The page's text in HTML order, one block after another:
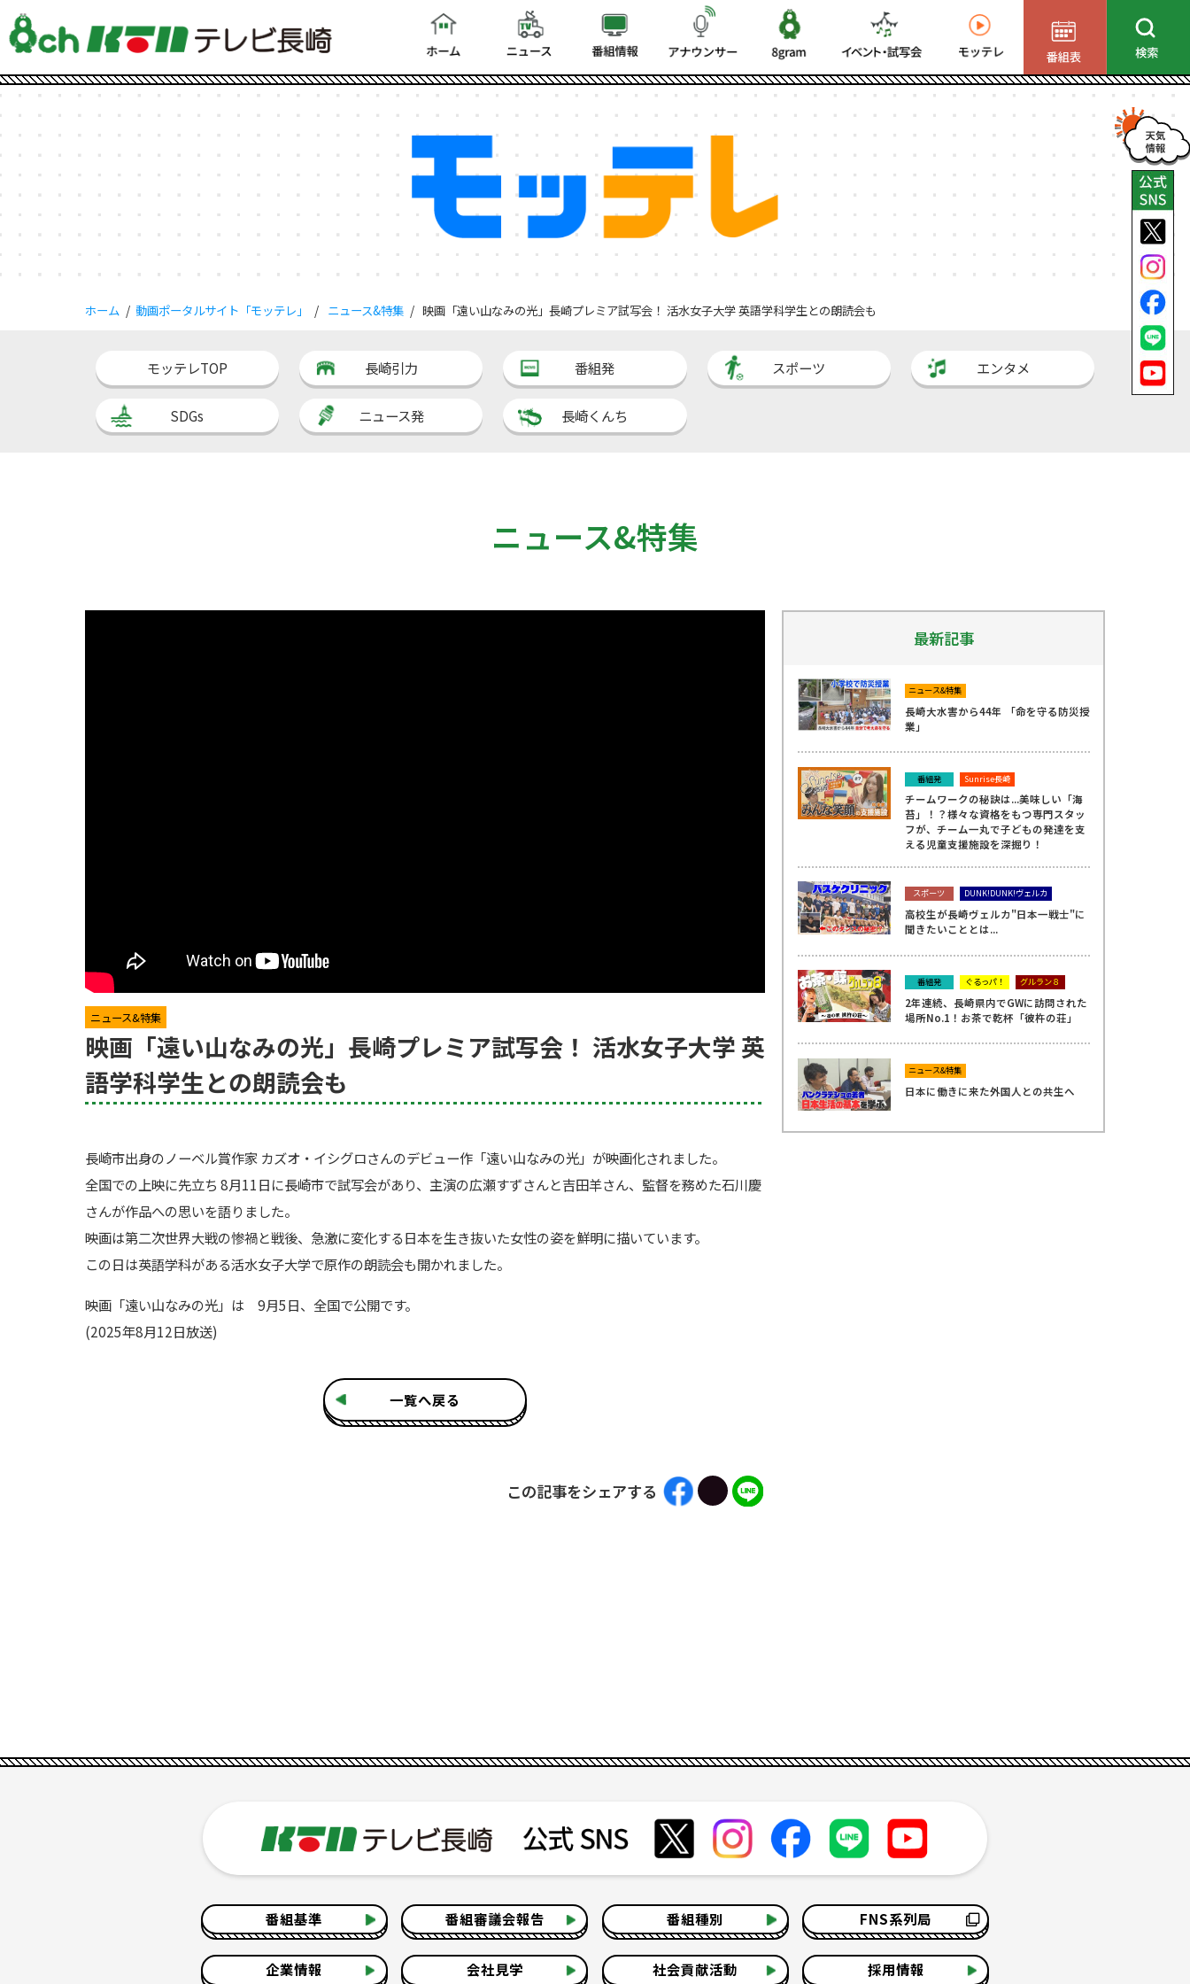
ホーム 動画ポータルサイト「モッテレ」 ニュース&特集 映画「遠い山なみの光」長崎プレミア試写会！ 活水女子大学 英語学科学生との朗読会も
モッテレTOP 長崎引力 番組発 スポーツ エンタメ
SDGs ニュース発 長崎くんち
ニュース&特集
ニュース&特集
映画「遠い山なみの光」長崎プレミア試写会！ 活水女子大学 英
語学科学生との朗読会も
長崎市出身のノーベル賞作家 カズオ・イシグロさんのデビュー作「遠い山なみの光」が映画化されました。
全国での上映に先立ち 8月11日に長崎市で試写会があり、主演の広瀬すずさんと吉田羊さん、監督を務めた石川慶
さんが作品への思いを語りました。
映画は第二次世界大戦の惨禍と戦後、急激に変化する日本を生き抜いた女性の姿を鮮明に描いています。
この日は英語学科がある活水女子大学で原作の朗読会も開かれました。
映画「遠い山なみの光」は 9月5日、全国で公開です。
(2025年8月12日放送)
一覧へ戻る
この記事をシェアする
最新記事
ニュース&特集
長崎大水害から44年 「命を守る防災授
業」
番組発 Sunrise長崎
チームワークの秘訣は...美味しい「海
苔」！？様々な資格をもつ専門スタッ
フが、チーム一丸で子どもの発達を支
える児童支援施設を深掘り！
スポーツ DUNK!DUNK!ヴェルカ
高校生が長崎ヴェルカ"日本一戦士"に
聞きたいこととは...
番組発 ぐるっパ！ グルラン８
2年連続、長崎県内でGWに訪問された
場所No.1！お茶で乾杯「彼杵の荘」
ニュース&特集
日本に働きに来た外国人との共生へ
番組基準 番組審議会報告 番組種別 FNS系列局
企業情報 会社見学 社会貢献活動 採用情報